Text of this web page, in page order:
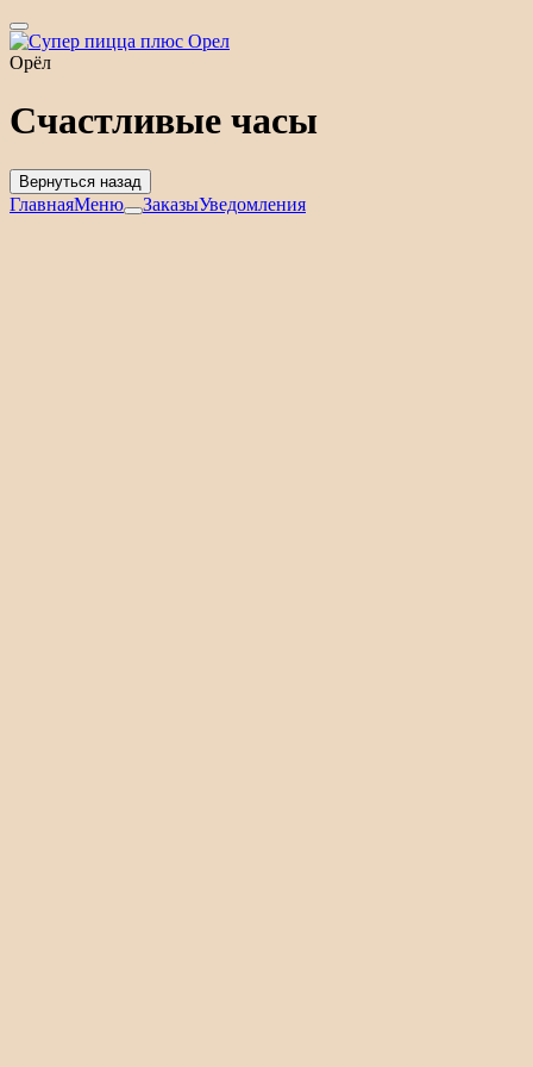
Орёл
Счастливые часы
Вернуться назад
ГлавнаяМеню ЗаказыУведомления